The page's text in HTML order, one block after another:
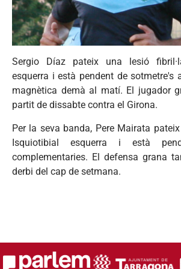
Sergio Díaz pateix una lesió
esquerra i està pendent de sotmetre's
magnètica demà al matí. El jugador
partit de dissabte contra el Girona.
Per la seva banda, Pere Mairata
Isquiotibial esquerra i està
complementaries. El defensa grana
derbi del cap de setmana.